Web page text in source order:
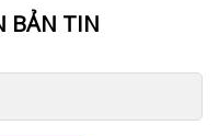
BẢN TIN